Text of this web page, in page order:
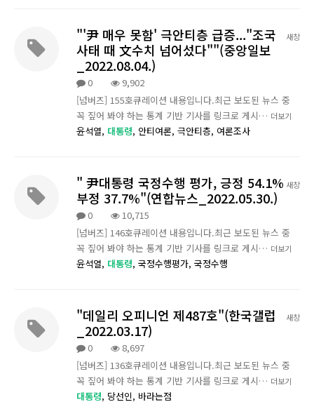
새창
"'尹 매우 못함' 극안티층 급증..."조국
사태 때 文수치 넘어섰다""(중앙일보
_2022.08.04.)
0
9,902
[넘버즈] 155호큐레이션 내용입니다.최근 보도된 뉴스 중
꼭 짚어 봐야 하는 통계 기반 기사를 링크로 게시… 더보기
윤석열, 대통령, 안티여론, 극안티층, 여론조사
새창
" 尹대통령 국정수행 평가, 긍정 54.1%
부정 37.7%"(연합뉴스_2022.05.30.)
0
10,715
[넘버즈] 146호큐레이션 내용입니다.최근 보도된 뉴스 중
꼭 짚어 봐야 하는 통계 기반 기사를 링크로 게시… 더보기
윤석열, 대통령, 국정수행평가, 국정수행
새창
"데일리 오피니언 제487호"(한국갤럽
_2022.03.17)
0
8,697
[넘버즈] 136호큐레이션 내용입니다.최근 보도된 뉴스 중
꼭 짚어 봐야 하는 통계 기반 기사를 링크로 게시… 더보기
대통령, 당선인, 바라는점